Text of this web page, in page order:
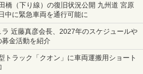
橋（下り線）の復旧状況公開 九州道 宮原
中に緊急車両を通行可能に
ラ 近藤真彦会長、2027年のスケジュールや
金活動を紹介
トラック「クオン」に車両運搬用ショート